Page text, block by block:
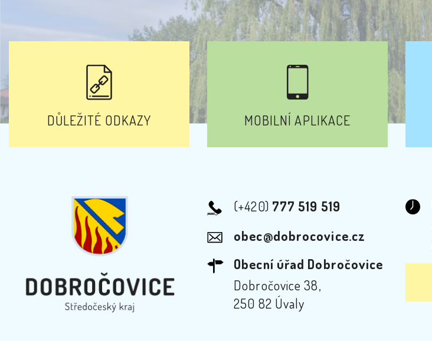
DŮLEŽITÉ ODKAZY MOBILNÍ APLIKACE
(+420) 777 519 519
obec@dobrocovice.cz
Obecní úřad Dobročovice
Dobročovice 38,
250 82 Úvaly